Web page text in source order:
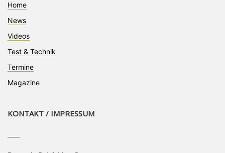
Home
News
Videos
Test & Technik
Termine
Magazine
KONTAKT / IMPRESSUM